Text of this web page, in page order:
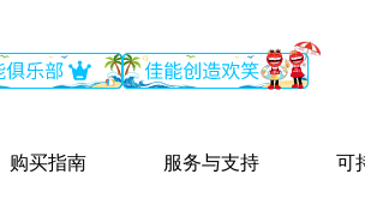
购买指南 服务与支持 可